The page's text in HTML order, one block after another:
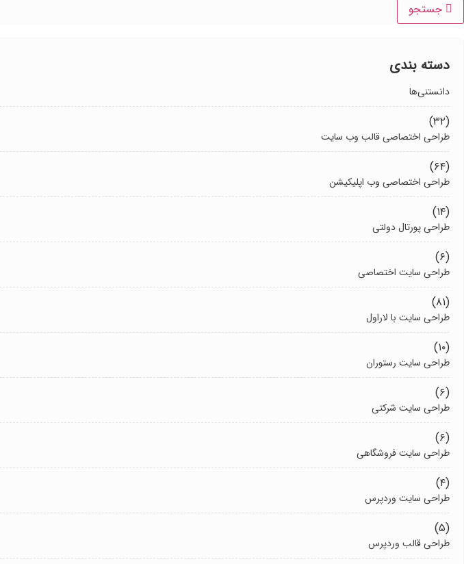
جستجو
دسته بندی
دانستنی‌ها
(۳۲)
طراحی اختصاصی قالب وب سایت
(۶۴)
طراحی اختصاصی وب اپلیکیشن
(۱۴)
طراحی پورتال دولتی
(۶)
طراحی سایت اختصاصی
(۸۱)
طراحی سایت با لاراول
(۱۰)
طراحی سایت رستوران
(۶)
طراحی سایت شرکتی
(۶)
طراحی سایت فروشگاهی
(۴)
طراحی سایت وردپرس
(۵)
طراحی قالب وردپرس